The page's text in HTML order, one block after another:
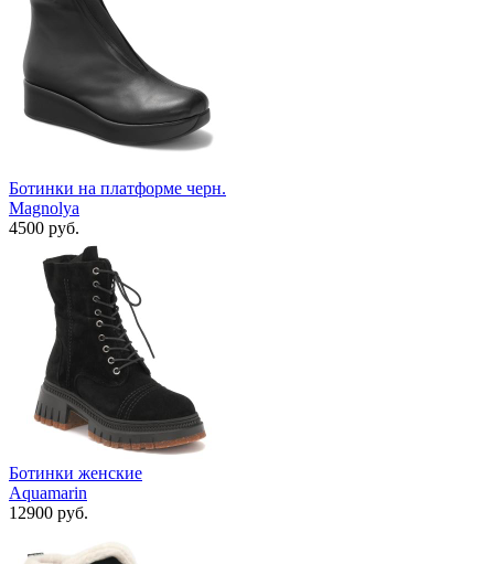
Ботинки на платформе черн.
Magnolya
4500 руб.
Ботинки женские
Aquamarin
12900 руб.